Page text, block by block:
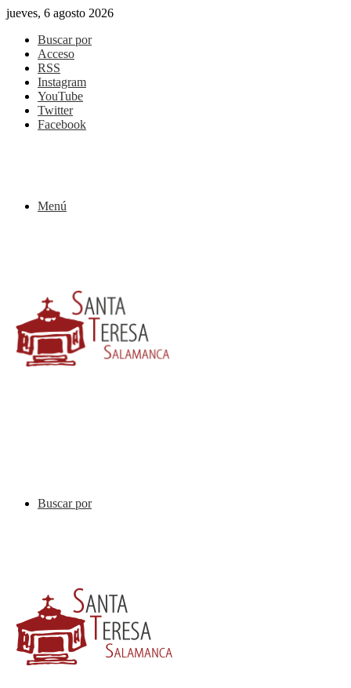
jueves, 6 agosto 2026
Buscar por
Acceso
RSS
Instagram
YouTube
Twitter
Facebook
Menú
Buscar por